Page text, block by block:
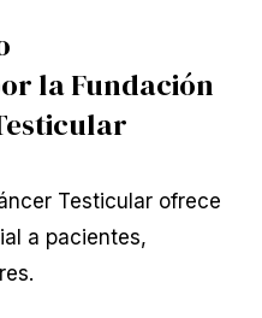
la Fundación
Testicular ofrece
a pacientes,